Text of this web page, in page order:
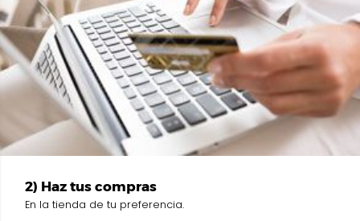
2) Haz tus compras
En la tienda de tu preferencia.